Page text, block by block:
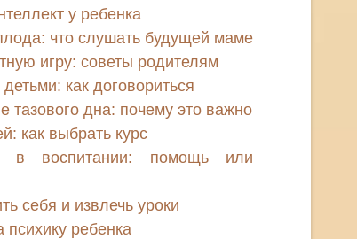
у ребенка
что слушать будущей маме
игру: советы родителям
как договориться
тазового дна: почему это важно
как выбрать курс
воспитании: помощь или
себя и извлечь уроки
психику ребенка